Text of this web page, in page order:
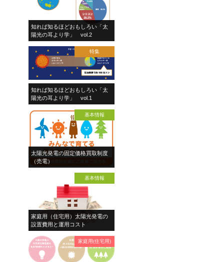
知れば知るほどおもしろい「太
陽光の耳より学」 vol.2
特集
知れば知るほどおもしろい「太
陽光の耳より学」 vol.1
基本情報
太陽光発電の固定価格買取制度
（売電）
基本情報
家庭用（住宅用）太陽光発電の
設置費用と運用コスト
家庭用(住宅用)